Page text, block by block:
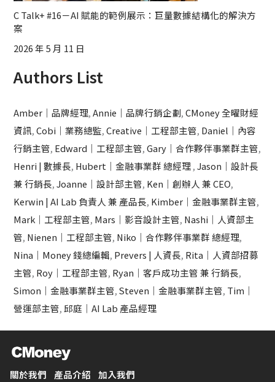
C Talk+ #16－AI 賦能的範例展示：巨量數據結構化的解決方
案
2026 年 5 月 11 日
Authors List
Amber｜品牌經理,Annie｜品牌行銷企劃,CMoney 全曜財經
資訊,Cobi｜業務總監,Creative｜工程部主管, Daniel｜內容
行銷主管, Edward｜工程部主管,Gary｜合作夥伴事業群主管,
Henri | 數據長, Hubert｜金融事業群 總經理,Jason｜設計長
兼 行銷長,Joanne｜設計部主管, Ken｜創辦人 兼 CEO,
Kerwin | AI Lab 負責人 兼 產品長, Kimber｜金融事業群主管,
Mark｜工程部主管, Mars｜影音設計主管, Nashi｜人資部主
管, Nienen｜工程部主管, Niko｜合作夥伴事業群 總經理,
Nina｜Money 錢總編輯, Prevers | 人資長, Rita｜人資部招募
主管, Roy｜工程部主管, Ryan｜客戶成功主管 兼 行銷長,
Simon｜金融事業群主管,Steven｜金融事業群主管, Tim｜
營運部主管, 邱庭｜AI Lab 產品經理
關於我們 產品介紹 加入我們